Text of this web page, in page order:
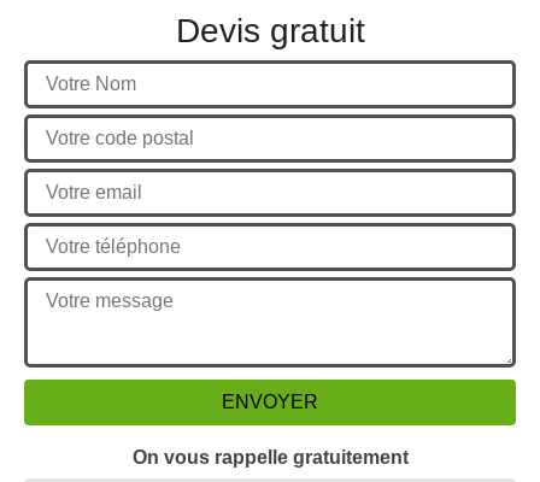
Devis gratuit
On vous rappelle gratuitement